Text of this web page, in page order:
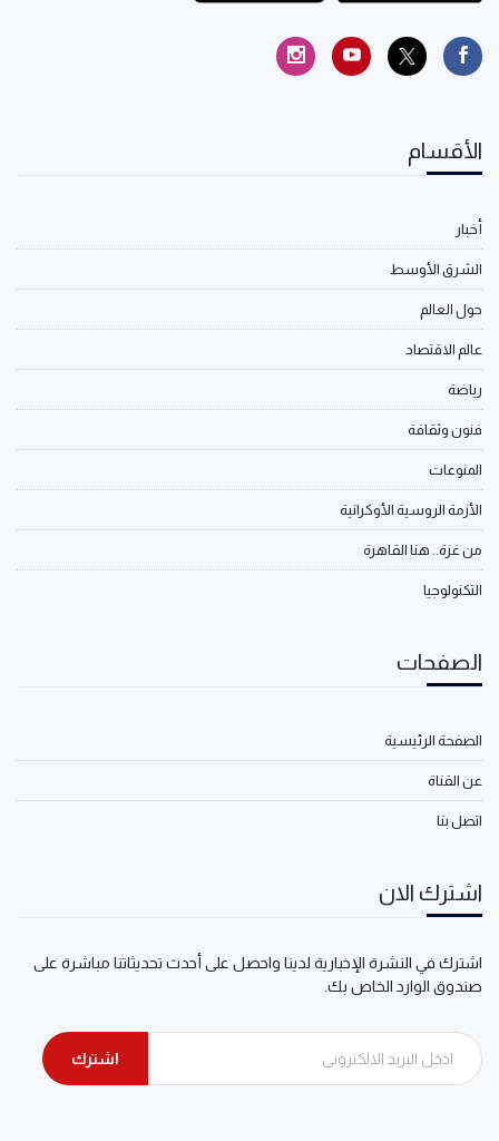
الأقسام
أخبار
الشرق الأوسط
حول العالم
عالم الاقتصاد
رياضة
فنون وثقافة
المنوعات
الأزمة الروسية الأوكرانية
من غزة.. هنا القاهرة
التكنولوجيا
الصفحات
الصفحة الرئيسية
عن القناة
اتصل بنا
اشترك الان
اشترك في النشرة الإخبارية لدينا واحصل على أحدث تحديثاتنا مباشرة على
صندوق الوارد الخاص بك.
اشترك